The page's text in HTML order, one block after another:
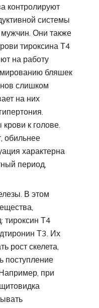
контролируют
системы
Они также
тироксина Т4
на работу
бляшек
слишком
на них
к голове.
обильнее
характерна
период,
В этом
тироксин Т4
Т3. Их
рост скелета,
поступление
при